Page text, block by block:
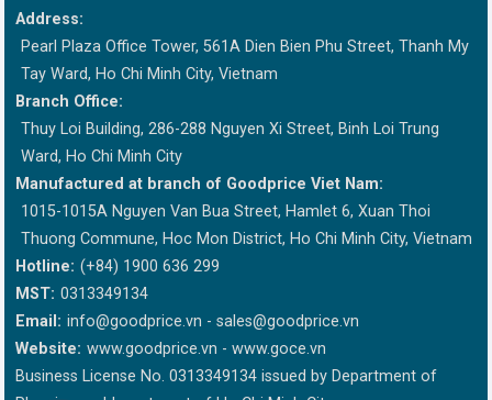
Address:
Pearl Plaza Office Tower, 561A Dien Bien Phu Street, Thanh My
Tay Ward, Ho Chi Minh City, Vietnam
Branch Office:
Thuy Loi Building, 286-288 Nguyen Xi Street, Binh Loi Trung
Ward, Ho Chi Minh City
Manufactured at branch of Goodprice Viet Nam:
1015-1015A Nguyen Van Bua Street, Hamlet 6, Xuan Thoi
Thuong Commune, Hoc Mon District, Ho Chi Minh City, Vietnam
Hotline: (+84) 1900 636 299
MST: 0313349134
Email: info@goodprice.vn - sales@goodprice.vn
Website: www.goodprice.vn - www.goce.vn
Business License No. 0313349134 issued by Department of